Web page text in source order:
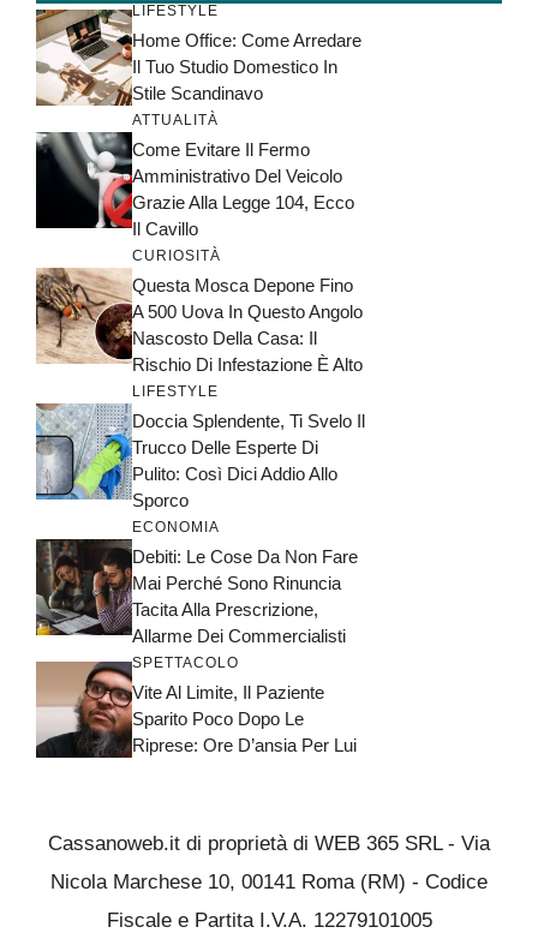
LIFESTYLE
Home Office: Come Arredare
Il Tuo Studio Domestico In
Stile Scandinavo
ATTUALITÀ
Come Evitare Il Fermo
Amministrativo Del Veicolo
Grazie Alla Legge 104, Ecco
Il Cavillo
CURIOSITÀ
Questa Mosca Depone Fino
A 500 Uova In Questo Angolo
Nascosto Della Casa: Il
Rischio Di Infestazione È Alto
LIFESTYLE
Doccia Splendente, Ti Svelo Il
Trucco Delle Esperte Di
Pulito: Così Dici Addio Allo
Sporco
ECONOMIA
Debiti: Le Cose Da Non Fare
Mai Perché Sono Rinuncia
Tacita Alla Prescrizione,
Allarme Dei Commercialisti
SPETTACOLO
Vite Al Limite, Il Paziente
Sparito Poco Dopo Le
Riprese: Ore D’ansia Per Lui
Cassanoweb.it di proprietà di WEB 365 SRL - Via
Nicola Marchese 10, 00141 Roma (RM) - Codice
Fiscale e Partita I.V.A. 12279101005